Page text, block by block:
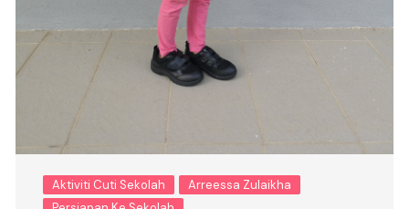
Aktiviti Cuti Sekolah
Arreessa Zulaikha